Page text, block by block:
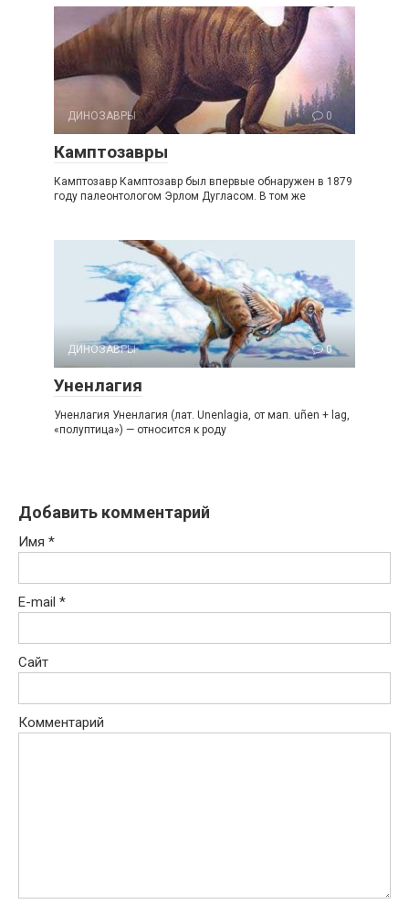
ДИНОЗАВРЫ 0
Камптозавры
Камптозавр Камптозавр был впервые обнаружен в 1879
году палеонтологом Эрлом Дугласом. В том же
ДИНОЗАВРЫ 0
Уненлагия
Уненлагия Уненлагия (лат. Unenlagia, от мап. uñen + lag,
«полуптица») — относится к роду
Добавить комментарий
Имя *
E-mail *
Сайт
Комментарий